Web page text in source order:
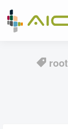
root